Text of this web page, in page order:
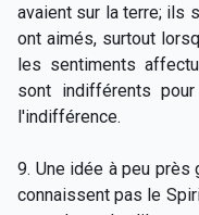
avaient sur la terre; ils
ont aimés, surtout
les sentiments
sont indifférents
l'indifférence.
9. Une idée à peu
connaissent pas le